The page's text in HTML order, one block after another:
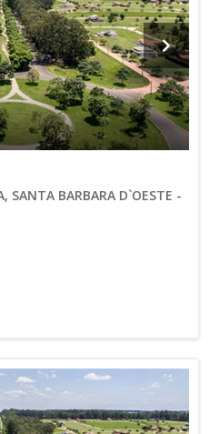
SANTA BARBARA D`OESTE -